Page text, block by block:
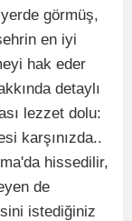
görmüş,
en iyi
hak eder
detaylı
lezzet dolu:
karşınızda..
hissedilir,
de
istediğiniz